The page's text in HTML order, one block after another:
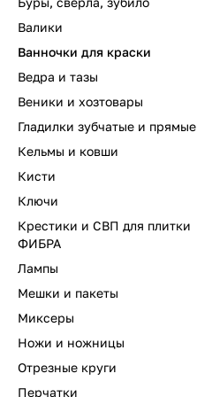
Валики
Ванночки для краски
Ведра и тазы
Веники и хозтовары
Гладилки зубчатые и прямые
Кельмы и ковши
Кисти
Ключи
Крестики и СВП для плитки
ФИБРА
Лампы
Мешки и пакеты
Миксеры
Ножи и ножницы
Отрезные круги
Перчатки